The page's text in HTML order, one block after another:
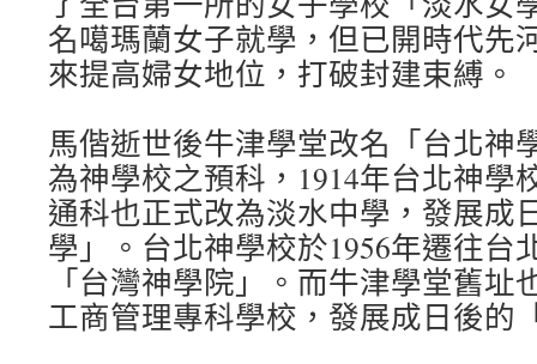
名噶瑪蘭女子就學，但已開時代先
來提高婦女地位，打破封建束縛。
馬偕逝世後牛津學堂改名「台北神
為神學校之預科，1914年台北神學
通科也正式改為淡水中學，發展成
學」。台北神學校於1956年遷往台
「台灣神學院」。而牛津學堂舊址
工商管理專科學校，發展成日後的